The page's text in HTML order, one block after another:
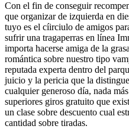
Con el fin de conseguir
que organizar de izquierda en
tuyo es el cí­irciulo de amigos
sufrir una tragaperras en línea
importa hacerse amiga de la
romántica sobre nuestro tipo
reputada experta dentro del
juicio y la pericia que la
cualquier generoso día, nada
superiores giros gratuito que
un clase sobre descuento cual
cantidad sobre tiradas.